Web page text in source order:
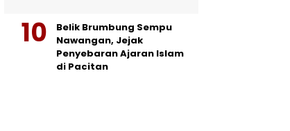
Belik Brumbung Sempu
Nawangan, Jejak
Penyebaran Ajaran Islam
di Pacitan